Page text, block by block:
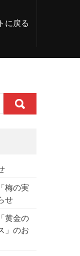
に戻る
梅の実
せ
黄金の
」のお